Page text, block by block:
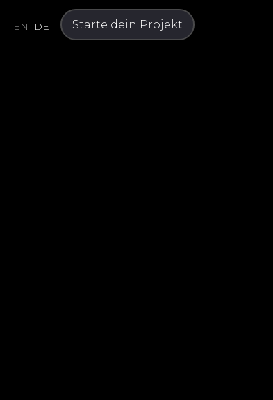
EN DE Starte dein Projekt